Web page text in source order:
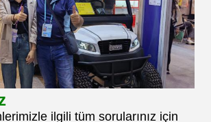
ilgili tüm sorularınız için